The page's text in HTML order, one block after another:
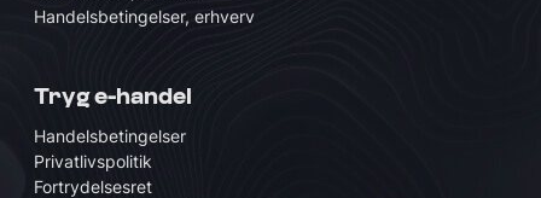
Handelsbetingelser, erhverv
Tryg e-handel
Handelsbetingelser
Privatlivspolitik
Fortrydelsesret